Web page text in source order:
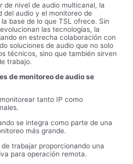
de nivel de audio multicanal, la
del audio y el monitoreo de
base de lo que TSL ofrece. Sin
las tecnologías, la
en estrecha colaboración con
soluciones de audio que no solo
técnicos, sino que también sirven
trabajo.
de monitoreo de audio se
tanto IP como
se integra como parte de una
más grande.
trabajar proporcionando una
para operación remota.